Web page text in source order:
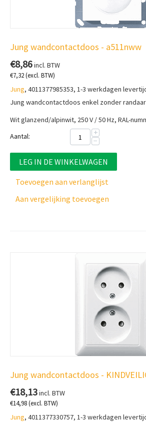
Jung wandcontactdoos - a511nww
€8,86incl. BTW
€7,32(excl. BTW)
Jung, 4011377985353, 1-3 werkdagen
Jung wandcontactdoos enkel zonder
Wit glanzend/alpinwit, 250 V / 50 Hz, RAL-
Aantal:
+
−
LEG IN DE WINKELWAGEN
Toevoegen aan verlanglijst
Aan vergelijking toevoegen
Jung wandcontactdoos -
€18,13incl. BTW
€14,98(excl. BTW)
Jung, 4011377330757, 1-3 werkdagen